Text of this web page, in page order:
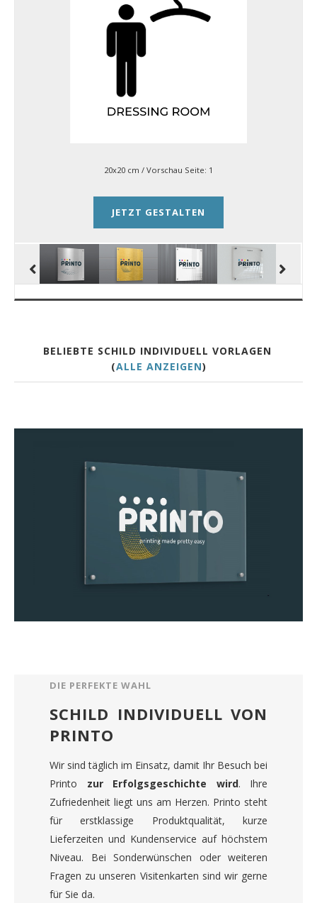
20x20 cm / Vorschau Seite: 1
JETZT GESTALTEN
BELIEBTE SCHILD INDIVIDUELL VORLAGEN
(ALLE ANZEIGEN)
DIE PERFEKTE WAHL
SCHILD INDIVIDUELL VON
PRINTO
Wir sind täglich im Einsatz, damit Ihr Besuch bei
Printo zur Erfolgsgeschichte wird. Ihre
Zufriedenheit liegt uns am Herzen. Printo steht
für erstklassige Produktqualität, kurze
Lieferzeiten und Kundenservice auf höchstem
Niveau. Bei Sonderwünschen oder weiteren
Fragen zu unseren Visitenkarten sind wir gerne
für Sie da.